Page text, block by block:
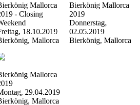
Mallorca
- Closing
18.10.2019
Mallorca
Bierkönig Mallorca
2019
Donnerstag,
02.05.2019
Bierkönig, Mallorca
Mallorca
29.04.2019
Mallorca